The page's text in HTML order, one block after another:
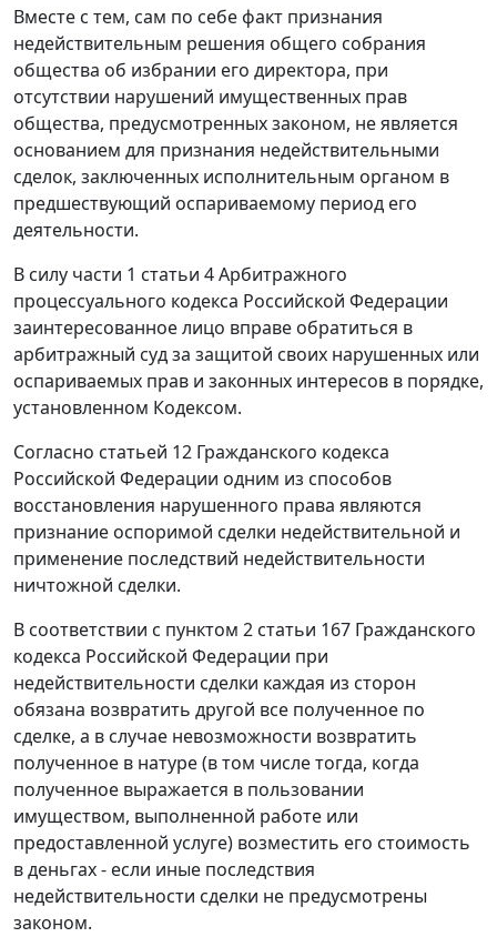
Вместе с тем, сам по себе факт признания
недействительным решения общего собрания
общества об избрании его директора, при
отсутствии нарушений имущественных прав
общества, предусмотренных законом, не является
основанием для признания недействительными
сделок, заключенных исполнительным органом в
предшествующий оспариваемому период его
деятельности.
В силу части 1 статьи 4Арбитражного
процессуального кодекса Российской Федерации
заинтересованное лицо вправе обратиться в
арбитражный суд за защитой своих нарушенных или
оспариваемых прав и законных интересов в порядке,
установленном Кодексом.
Согласно статьей 12 Гражданского кодекса
Российской Федерации одним из способов
восстановления нарушенного права являются
признание оспоримой сделки недействительной и
применение последствий недействительности
ничтожной сделки.
В соответствии с пунктом 2 статьи 167 Гражданского
кодекса Российской Федерации при
недействительности сделки каждая из сторон
обязана возвратить другой все полученное по
сделке, а в случае невозможности возвратить
полученное в натуре (в том числе тогда, когда
полученное выражается в пользовании
имуществом, выполненной работе или
предоставленной услуге) возместить его стоимость
в деньгах - если иные последствия
недействительности сделки не предусмотрены
законом.